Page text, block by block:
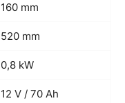
160 mm
520 mm
0,8 kW
12 V / 70 Ah